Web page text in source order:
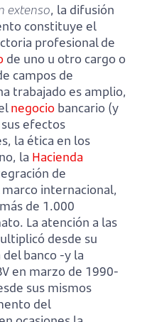
extenso, la difusión
constituye el
profesional de
de uno u otro cargo o
campos de
trabajado es amplio,
negocio bancario (y
efectos
la ética en los
la Hacienda
de
internacional,
de 1.000
La atención a las
desde su
banco -y la
en marzo de 1990-
sus mismos
del